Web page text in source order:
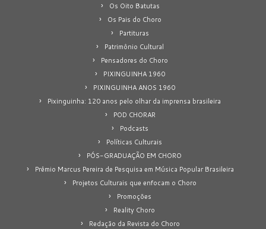
Os Oito Batutas
Os Pais do Choro
Partituras
Patrimônio Cultural
Pensadores do Choro
PIXINGUINHA 1960
PIXINGUINHA ANOS 1960
Pixinguinha: 120 anos pelo olhar da imprensa brasileira
POD CHORAR
Podcasts
Políticas Culturais
PÓS-GRADUAÇÃO EM CHORO
Prêmio Marcus Pereira de Pesquisa em Música Popular Brasileira
Projetos Culturais que enfocam o Choro
Promoções
Reality Choro
Redação da Revista do Choro